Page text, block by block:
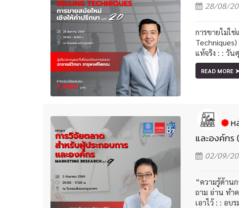
28/08/
การขายไม่ใ
แท้จริง : : วัน
READ MORE
ห
และองค์กร
02/09/
“ความรู้ด้าน
ถาม อ่าน ทำ
เอาไว้ : : อบ